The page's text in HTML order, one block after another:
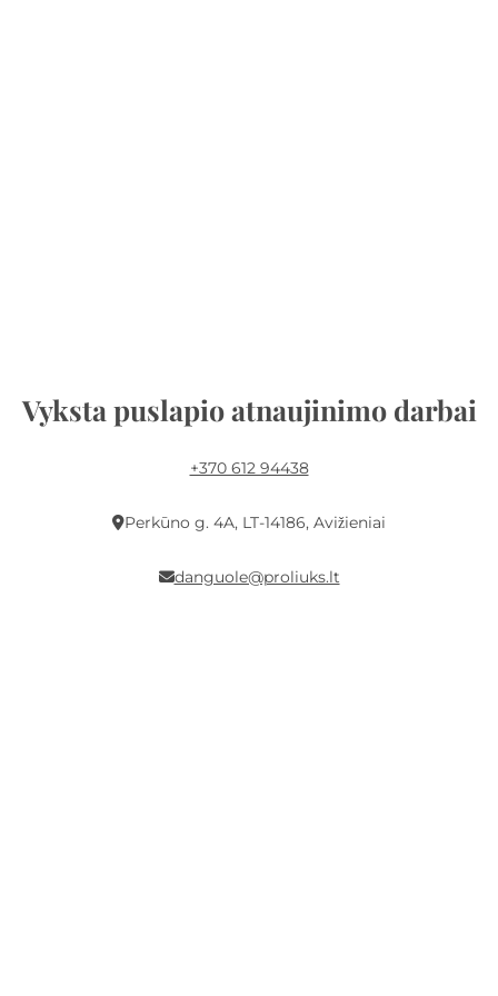
Vyksta puslapio atnaujinimo darbai
+370 612 94438
Perkūno g. 4A, LT-14186, Avižieniai
danguole@proliuks.lt